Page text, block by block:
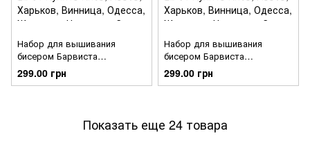
Набор для вышивания
бисером Барвиста
Вышиванка Сшитая
Пасхальная игрушка 10х13
299.00 грн
Набор для вышивания
бисером Барвиста
Вышиванка Сшитая
Пасхальная игрушка 10х13
299.00 грн
Показать еще 24 товара